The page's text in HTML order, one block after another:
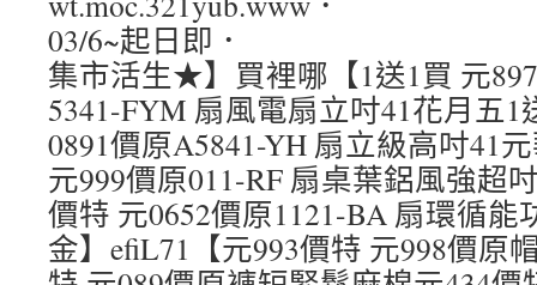
03/6~起日即．
集市活生★】買裡哪【1送1買 元
5341-FYM 扇風電扇立吋41花月五1
0891價原A5841-YH 扇立級高吋41
元999價原011-RF 扇桌葉鋁風強超
價特 元0652價原1121-BA 扇環循
金】efiL71【元993價特 元998價原